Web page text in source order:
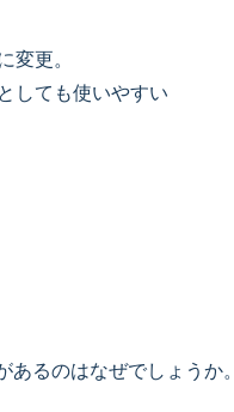
変更。
しても使いやすい
るのはなぜでしょうか。